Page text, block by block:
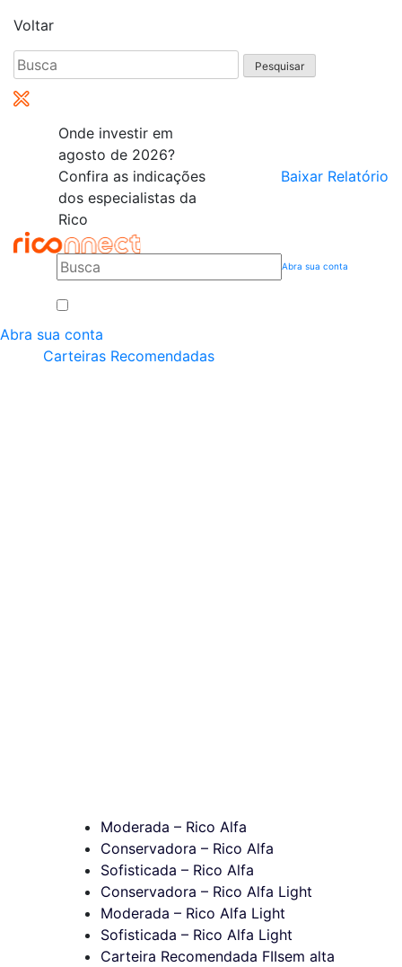
Voltar
Pesquisar
por:
Onde investir em
agosto de 2026?
Confira as indicações
dos especialistas da
Rico
Baixar Relatório
Abra sua conta
Abra sua conta
Carteiras Recomendadas
Moderada – Rico Alfa
Conservadora – Rico Alfa
Sofisticada – Rico Alfa
Conservadora – Rico Alfa Light
Moderada – Rico Alfa Light
Sofisticada – Rico Alfa Light
Carteira Recomendada FIIsem alta